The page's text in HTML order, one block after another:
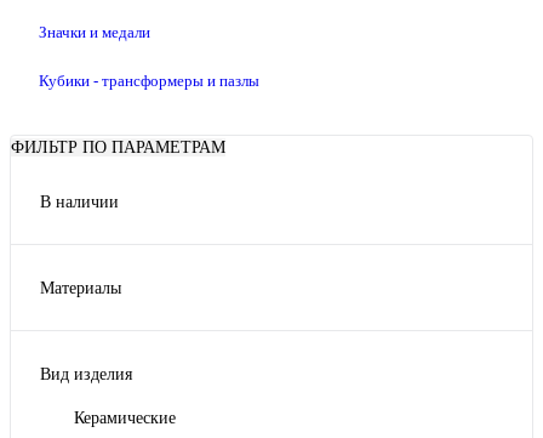
Значки и медали
Кубики - трансформеры и пазлы
ФИЛЬТР ПО ПАРАМЕТРАМ
В наличии
Материалы
Вид изделия
Керамические